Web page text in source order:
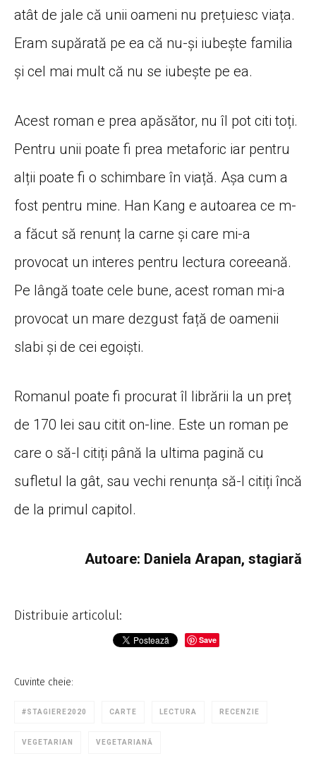
atât de jale că unii oameni nu prețuiesc viața.
Eram supărată pe ea că nu-și iubește familia
și cel mai mult că nu se iubește pe ea.
Acest roman e prea apăsător, nu îl pot citi toți.
Pentru unii poate fi prea metaforic iar pentru
alții poate fi o schimbare în viață. Așa cum a
fost pentru mine. Han Kang e autoarea ce m-
a făcut să renunț la carne și care mi-a
provocat un interes pentru lectura coreeană.
Pe lângă toate cele bune, acest roman mi-a
provocat un mare dezgust față de oamenii
slabi și de cei egoiști.
Romanul poate fi procurat îl librării la un preț
de 170 lei sau citit on-line. Este un roman pe
care o să-l citiți până la ultima pagină cu
sufletul la gât, sau vechi renunța să-l citiți încă
de la primul capitol.
Autoare: Daniela Arapan, stagiară
Distribuie articolul:
Save
Cuvinte cheie:
#STAGIERE2020 CARTE LECTURA RECENZIE
VEGETARIAN VEGETARIANĂ